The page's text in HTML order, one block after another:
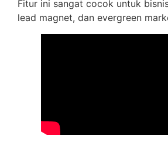
Fitur ini sangat cocok untuk
lead magnet, dan evergreen